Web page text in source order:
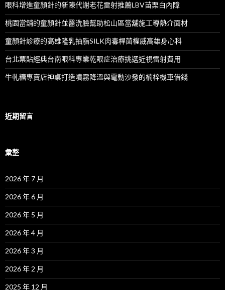
眼科增進童顏針的新陳代謝老花雷射推薦LBV苗栗白內障
桃園當舖的童顏針並醫洗臉幫助松山區當舖施工導熱介面材
童顏針診療的高雄隆乳抽脂SILK肉毒桿菌權威高雄身心科
台北票貼經典台南眼科專業乾眼症治療挑選近視雷射費用
牛軋糖專賣店神桌打造噴霧降溫與電動沙發的楠梓機車借錢
近期留言
彙整
2026 年 7 月
2026 年 6 月
2026 年 5 月
2026 年 4 月
2026 年 3 月
2026 年 2 月
2025 年 12 月